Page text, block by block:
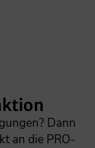
Dann
an die PRO-